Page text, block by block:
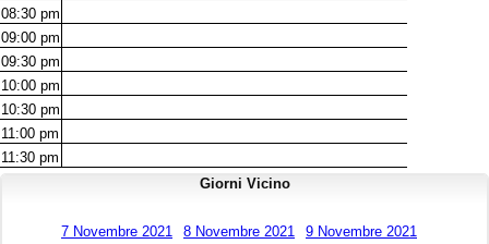
08:30 pm
09:00 pm
09:30 pm
10:00 pm
10:30 pm
11:00 pm
11:30 pm
Giorni Vicino
7 Novembre 2021 8 Novembre 2021
9 Novembre 2021